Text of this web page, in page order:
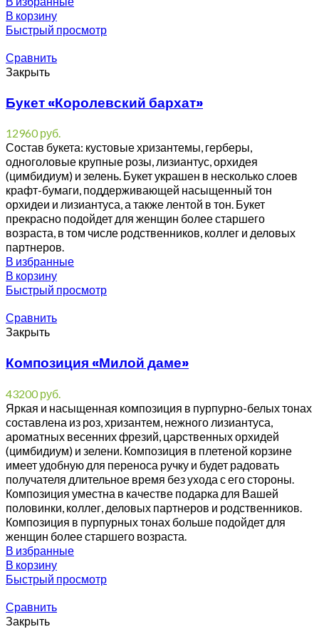
В корзину
Быстрый просмотр
Сравнить
Закрыть
Букет «Королевский бархат»
12960руб.
Состав букета: кустовые хризантемы, герберы,
одноголовые крупные розы, лизиантус, орхидея
(цимбидиум) и зелень. Букет украшен в несколько слоев
крафт-бумаги, поддерживающей насыщенный тон
орхидеи и лизиантуса, а также лентой в тон. Букет
прекрасно подойдет для женщин более старшего
возраста, в том числе родственников, коллег и деловых
партнеров.
В избранные
В корзину
Быстрый просмотр
Сравнить
Закрыть
Композиция «Милой даме»
43200руб.
Яркая и насыщенная композиция в пурпурно-белых тонах
составлена из роз, хризантем, нежного лизиантуса,
ароматных весенних фрезий, царственных орхидей
(цимбидиум) и зелени. Композиция в плетеной корзине
имеет удобную для переноса ручку и будет радовать
получателя длительное время без ухода с его стороны.
Композиция уместна в качестве подарка для Вашей
половинки, коллег, деловых партнеров и родственников.
Композиция в пурпурных тонах больше подойдет для
женщин более старшего возраста.
В избранные
В корзину
Быстрый просмотр
Сравнить
Закрыть